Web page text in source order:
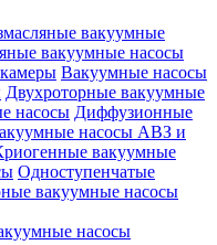
вакуумные
вакуумные насосы
Вакуумные насосы
Двухроторные вакуумные
насосы Диффузионные
насосы АВЗ и
вакуумные
Одноступенчатые
вакуумные насосы
насосы